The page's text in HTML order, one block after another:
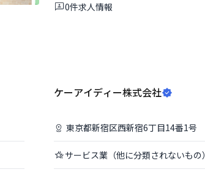
0件求人情報
ケーアイディー株式会社
東京都新宿区西新宿6丁目14番1号
サービス業（他に分類されないもの）